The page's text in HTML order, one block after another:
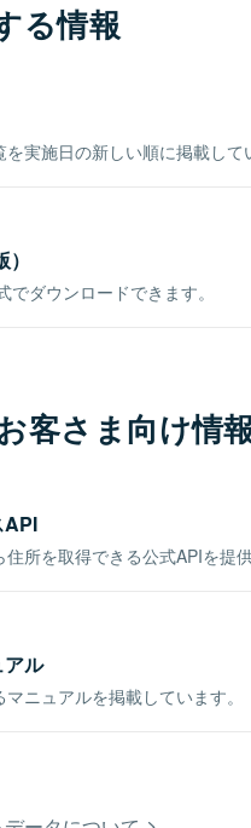
る情報
実施日の新しい順に掲載して
ダウンロードできます。
客さま向け情
API
所を取得できる公式APIを提供
ル
ニュアルを掲載しています。